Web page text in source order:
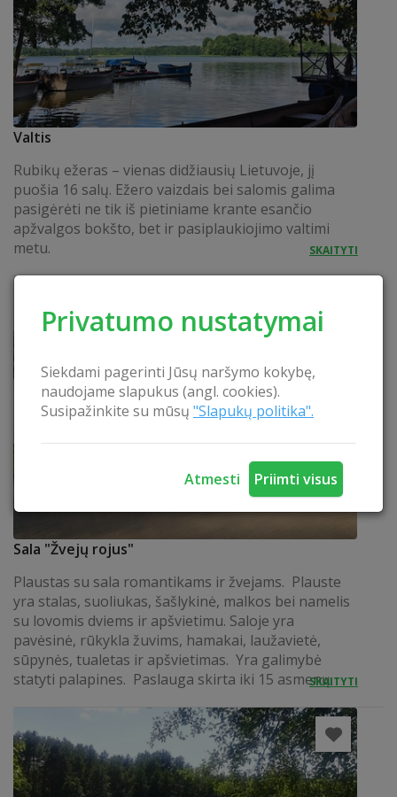
Privatumo nustatymai
Siekdami pagerinti Jūsų naršymo kokybę,
naudojame slapukus (angl. cookies).
Susipažinkite su mūsų "Slapukų politika".
Atmesti Priimti visus
Valtis
Rubikų ežeras – vienas didžiausių Lietuvoje, jį
puošia 16 salų. Ežero vaizdais bei salomis galima
pasigėrėti ne tik iš pietiniame krante esančio
apžvalgos bokšto, bet ir pasiplaukiojimo valtimi
metu.
SKAITYTI
Sala "Žvejų rojus"
Plaustas su sala romantikams ir žvejams. Plauste
yra stalas, suoliukas, šašlykinė, malkos bei namelis
su lovomis dviems ir apšvietimu. Saloje yra
pavėsinė, rūkykla žuvims, hamakai, laužavietė,
sūpynės, tualetas ir apšvietimas. Yra galimybė
statyti palapines. Paslauga skirta iki 15 asmenų.
SKAITYTI